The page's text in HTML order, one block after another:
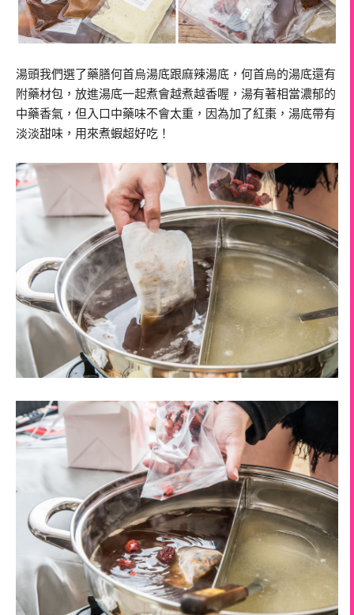
湯頭我們選了藥膳何首烏湯底跟麻辣湯底，何首烏的湯底還有
附藥材包，放進湯底一起煮會越煮越香喔，湯有著相當濃郁的
中藥香氣，但入口中藥味不會太重，因為加了紅棗，湯底帶有
淡淡甜味，用來煮蝦超好吃！